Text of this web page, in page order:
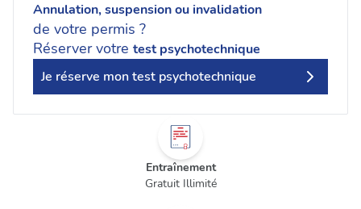
Annulation, suspension ou invalidation
de votre permis ?
Réserver votre test psychotechnique
Je réserve mon test psychotechnique
Entraînement
Gratuit Illimité